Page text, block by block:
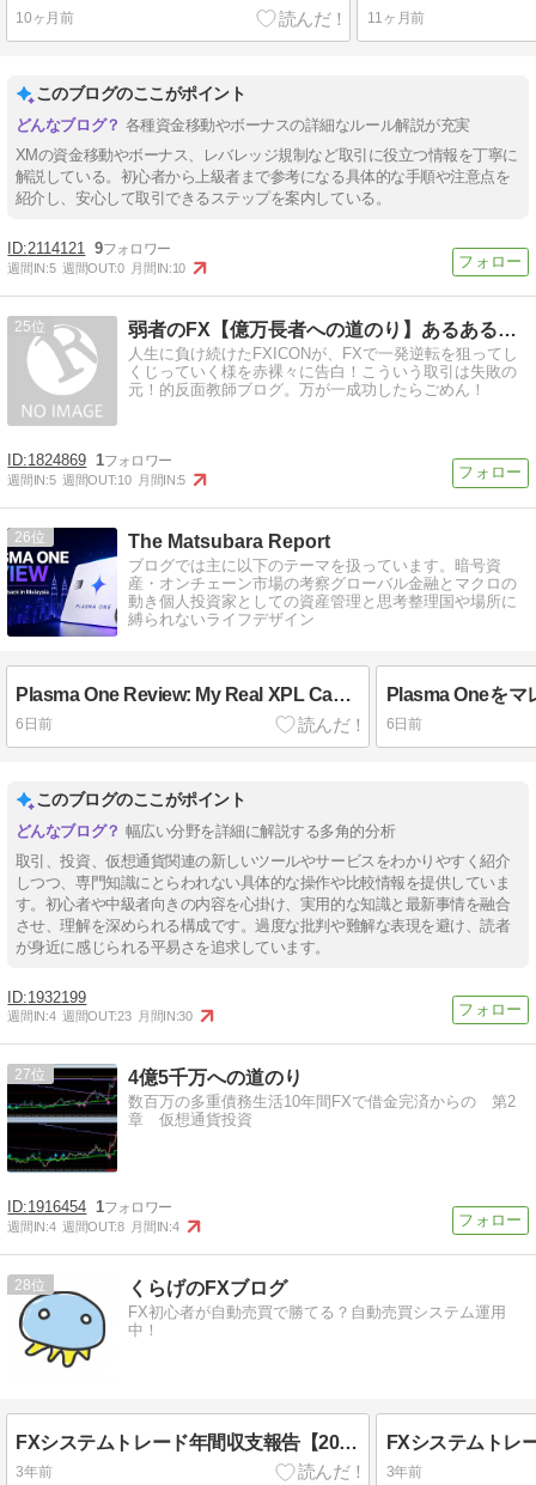
10ヶ月前 11ヶ月前
このブログのここがポイント
各種資金移動やボーナスの詳細なルール解説が充実
XMの資金移動やボーナス、レバレッジ規制など取引に役立つ情報を丁寧に
解説している。初心者から上級者まで参考になる具体的な手順や注意点を
紹介し、安心して取引できるステップを案内している。
2114121 9
週間IN:5 週間OUT:0 月間IN:10
25 弱者のFX【億万長者への道のり】あるあるなブログｗ
人生に負け続けたFXICONが、FXで一発逆転を狙ってし
くじっていく様を赤裸々に告白！こういう取引は失敗の
元！的反面教師ブログ。万が一成功したらごめん！
1824869 1
週間IN:5 週間OUT:10 月間IN:5
26 The Matsubara Report
ブログでは主に以下のテーマを扱っています。暗号資
産・オンチェーン市場の考察グローバル金融とマクロの
動き個人投資家としての資産管理と思考整理国や場所に
縛られないライフデザイン
Plasma One Review: My Real XPL Cashback Results in Malaysia
6日前 6日前
このブログのここがポイント
幅広い分野を詳細に解説する多角的分析
取引、投資、仮想通貨関連の新しいツールやサービスをわかりやすく紹介
しつつ、専門知識にとらわれない具体的な操作や比較情報を提供していま
す。初心者や中級者向きの内容を心掛け、実用的な知識と最新事情を融合
させ、理解を深められる構成です。過度な批判や難解な表現を避け、読者
が身近に感じられる平易さを追求しています。
1932199
週間IN:4 週間OUT:23 月間IN:30
27 4億5千万への道のり
数百万の多重債務生活10年間FXで借金完済からの 第2
章 仮想通貨投資
1916454 1
週間IN:4 週間OUT:8 月間IN:4
28 くらげのFXブログ
FX初心者が自動売買で勝てる？自動売買システム運用
中！
FXシステムトレード年間収支報告【2022年】
3年前 3年前